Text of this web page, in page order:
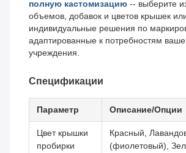
полную кастомизацию -- выберите
объемов, добавок и цветов крышек
индивидуальные решения по
адаптированные к потребностям
учреждения.
Спецификации
Параметр Описание/Опции
Цвет крышки
пробирки
Красный,
(фиолетовый),